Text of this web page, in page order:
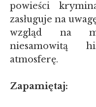
powieści
zasługuje na
wzgląd na
niesamowitą
atmosferę.
Zapamiętaj: